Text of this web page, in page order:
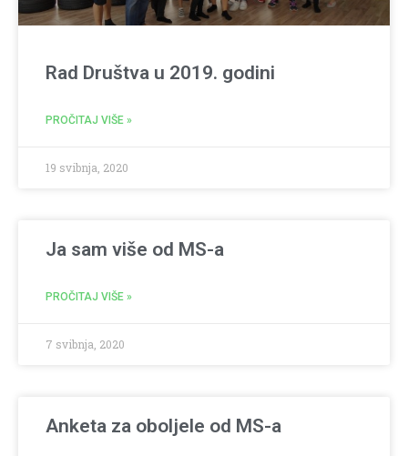
Rad Društva u 2019. godini
PROČITAJ VIŠE »
19 svibnja, 2020
Ja sam više od MS-a
PROČITAJ VIŠE »
7 svibnja, 2020
Anketa za oboljele od MS-a